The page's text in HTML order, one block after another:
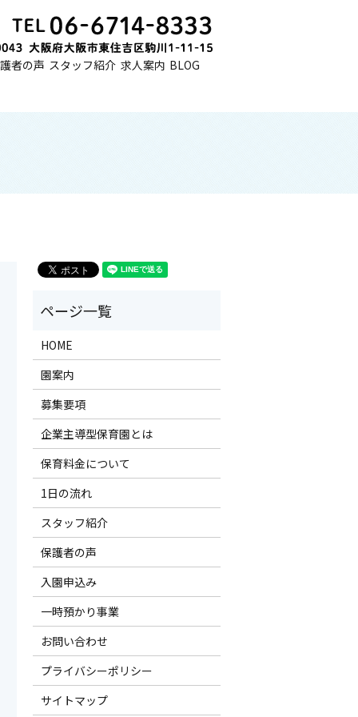
者の声 スタッフ紹介 求人案内 BLOG
HOME
園案内
募集要項
企業主導型保育園とは
保育料金について
1日の流れ
スタッフ紹介
保護者の声
入園申込み
一時預かり事業
お問い合わせ
プライバシーポリシー
サイトマップ